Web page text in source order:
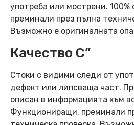
употреба или мострени.
преминали през пълна
Възможно е оригиналната
Качество C”
Стоки с видими следи от
дефект или липсваща част.
описан в информацията към
Функциониращи, преминали